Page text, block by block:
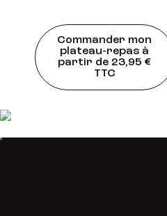
Commander mon
plateau-repas à
partir de 23,95 €
TTC